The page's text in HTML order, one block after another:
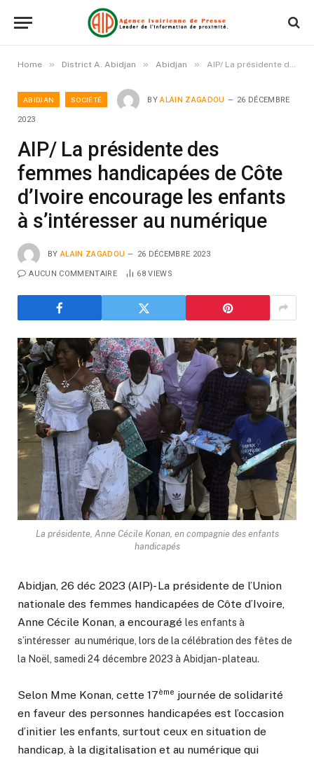
Home » District A. Abidjan » Abidjan » AIP/ La présidente des femmes handicapées de Côte d’Ivoire encourage les enfants à s’intéresser au numérique
ABIDJAN SOCIÉTÉ BY ALAIN ZAGADOU 26 DÉCEMBRE
2023
AIP/ La présidente des
femmes handicapées de Côte
d’Ivoire encourage les enfants
à s’intéresser au numérique
BY ALAIN ZAGADOU 26 DÉCEMBRE 2023
AUCUN COMMENTAIRE 68VIEWS
La présidente, Anne Cécile Konan, en compagnie des enfants
handicapés
Abidjan, 26 déc 2023 (AIP)- La présidente de l’Union
nationale des femmes handicapées de Côte d’Ivoire,
Anne Cécile Konan, a encouragé les enfants à
s’intéresser au numérique, lors de la célébration des fêtes de
la Noël, samedi 24 décembre 2023 à Abidjan- plateau.
Selon Mme Konan, cette 17ème journée de solidarité
en faveur des personnes handicapées est l’occasion
d’initier les enfants, surtout ceux en situation de
handicap, à la digitalisation et au numérique qui